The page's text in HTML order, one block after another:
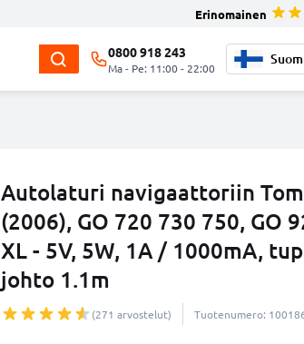
Erinomainen
0800 918 243
Ma - Pe: 11:00 - 22:00
Autolaturi navigaattoriin
(2006), GO 720 730 750, GO
XL - 5V, 5W, 1A / 1000mA,
johto 1.1m
(271 arvostelut) Tuotenumero: